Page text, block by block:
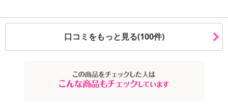
口コミをもっと見る(100件)